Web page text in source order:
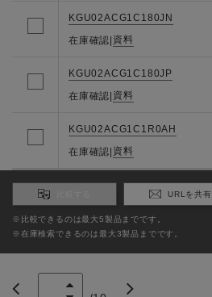
KGU02ACG1C180JN
在庫確認| 資料
KGU02ACG1C180JP
在庫確認| 資料
KGU02ACG1C1R0AH
在庫確認| 資料
URLを共有
※比較できるのは最大5製品までです。
※在庫検索できるのは最大3製品までです。